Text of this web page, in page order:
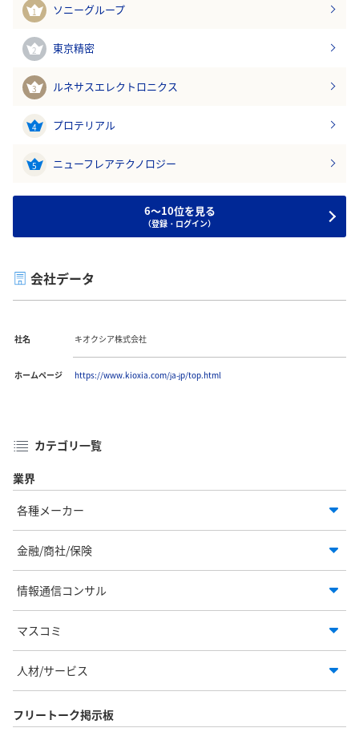
1 ソニーグループ
2 東京精密
3 ルネサスエレクトロニクス
4 プロテリアル
5 ニューフレアテクノロジー
6～10位を見る
（登録・ログイン）
会社データ
社名 キオクシア株式会社
ホームページ https://www.kioxia.com/ja-jp/top.html
カテゴリ一覧
業界
各種メーカー
金融/商社/保険
情報通信コンサル
マスコミ
人材/サービス
フリートーク掲示板